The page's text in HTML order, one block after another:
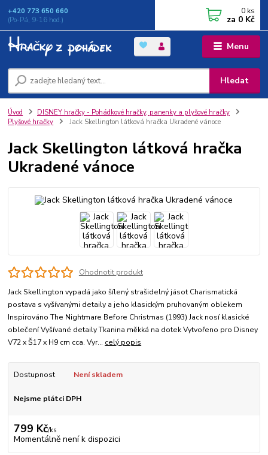
Menu
Hledat
+420 773 650 660
(Po-Pá, 9-16 hod.)
0 ks
za 0 Kč
Úvod
DISNEY hračky - Pohádkové hračky, panenky a plyšové hračky
Plyšové hračky
Jack Skellington látková hračka Ukradené vánoce
Jack Skellington látková hračka
Ukradené vánoce
Ohodnotit produkt
Jack Skellington vypadá jako šílený strašidelný jásot Charismatická
postava s vyšívanými detaily a jeho klasickým pruhovaným oblekem
Inspirováno The Nightmare Before Christmas (1993) Jack nosí klasické
oblečení Vyšívané detaily Tkanina měkká na dotek Vytvořeno pro Disney
V72 x Š17 x H9 cm cca. Vyr... celý popis
Dostupnost Není skladem
Nejsme plátci DPH
799 Kč/ks
Momentálně není k dispozici